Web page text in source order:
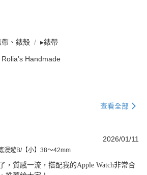
帶、錶殼 ▸錶帶
Rolia’s Handmade
查看全部
2026/01/11
漫遊B/【小】38～42mm
，質感一流，搭配我的Apple Watch非常合